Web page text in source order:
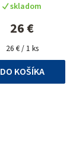
skladom
26 €
Jednotková
cena:
26 € / 1 ks
DO KOŠÍKA